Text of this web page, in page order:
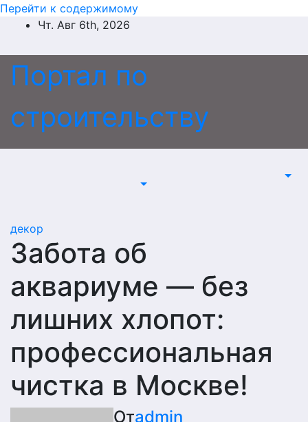
Перейти к содержимому
Чт. Авг 6th, 2026
Портал по
строительству
декор
Забота об
аквариуме — без
лишних хлопот:
профессиональная
чистка в Москве!
Отadmin